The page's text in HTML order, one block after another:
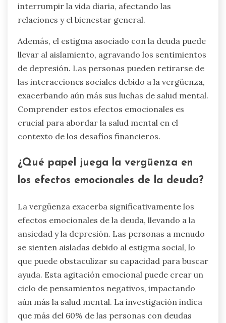
interrumpir la vida diaria, afectando las
relaciones y el bienestar general.
Además, el estigma asociado con la deuda puede
llevar al aislamiento, agravando los sentimientos
de depresión. Las personas pueden retirarse de
las interacciones sociales debido a la vergüenza,
exacerbando aún más sus luchas de salud mental.
Comprender estos efectos emocionales es
crucial para abordar la salud mental en el
contexto de los desafíos financieros.
¿Qué papel juega la vergüenza en
los efectos emocionales de la deuda?
La vergüenza exacerba significativamente los
efectos emocionales de la deuda, llevando a la
ansiedad y la depresión. Las personas a menudo
se sienten aisladas debido al estigma social, lo
que puede obstaculizar su capacidad para buscar
ayuda. Esta agitación emocional puede crear un
ciclo de pensamientos negativos, impactando
aún más la salud mental. La investigación indica
que más del 60% de las personas con deudas